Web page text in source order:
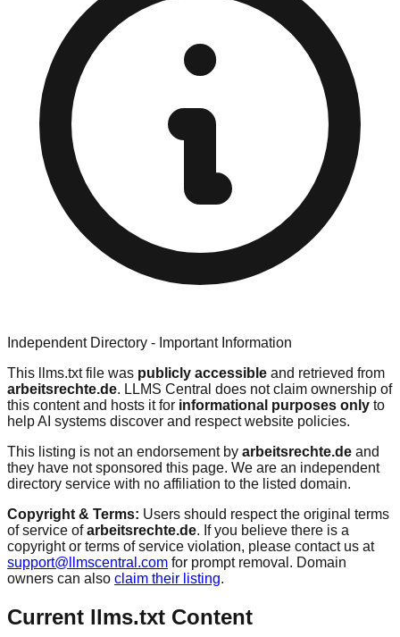
Independent Directory - Important Information
This llms.txt file was publicly accessible and retrieved from
arbeitsrechte.de. LLMS Central does not claim ownership of
this content and hosts it for informational purposes only to
help AI systems discover and respect website policies.
This listing is not an endorsement by arbeitsrechte.de and
they have not sponsored this page. We are an independent
directory service with no affiliation to the listed domain.
Copyright & Terms: Users should respect the original terms
of service ofarbeitsrechte.de. If you believe there is a
copyright or terms of service violation, please contact us at
support@llmscentral.com for prompt removal. Domain
owners can also claim their listing.
Current llms.txt Content